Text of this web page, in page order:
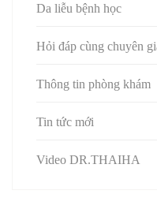
Da liễu bệnh học
Hỏi đáp cùng chuyên
Thông tin phòng khám
Tin tức mới
Video DR.THAIHA